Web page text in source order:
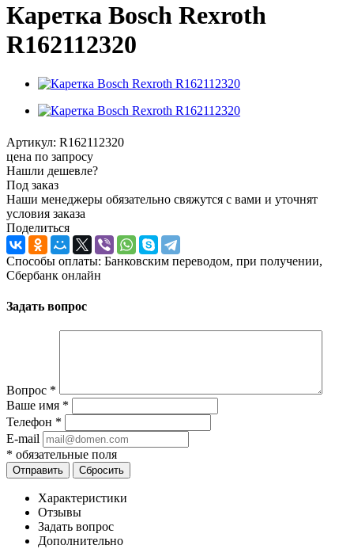
Каретка Bosch Rexroth
R162112320
Артикул: R162112320
цена по запросу
Нашли дешевле?
Под заказ
Наши менеджеры обязательно свяжутся с вами и уточнят
условия заказа
Поделиться
Способы оплаты: Банковским переводом, при получении,
Сбербанк онлайн
Задать вопрос
Вопрос *
Ваше имя *
Телефон *
E-mail
* обязательные поля
Отправить Сбросить
Характеристики
Отзывы
Задать вопрос
Дополнительно